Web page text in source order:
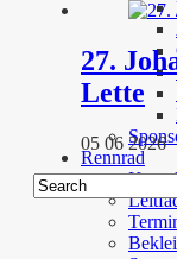
Rennrad
27.
Lette
05 06 2026